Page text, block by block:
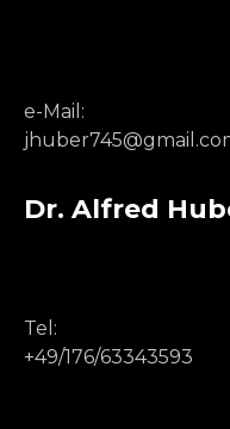
e-Mail:
Dr. Alfred
Tel:
+49/176/63343593